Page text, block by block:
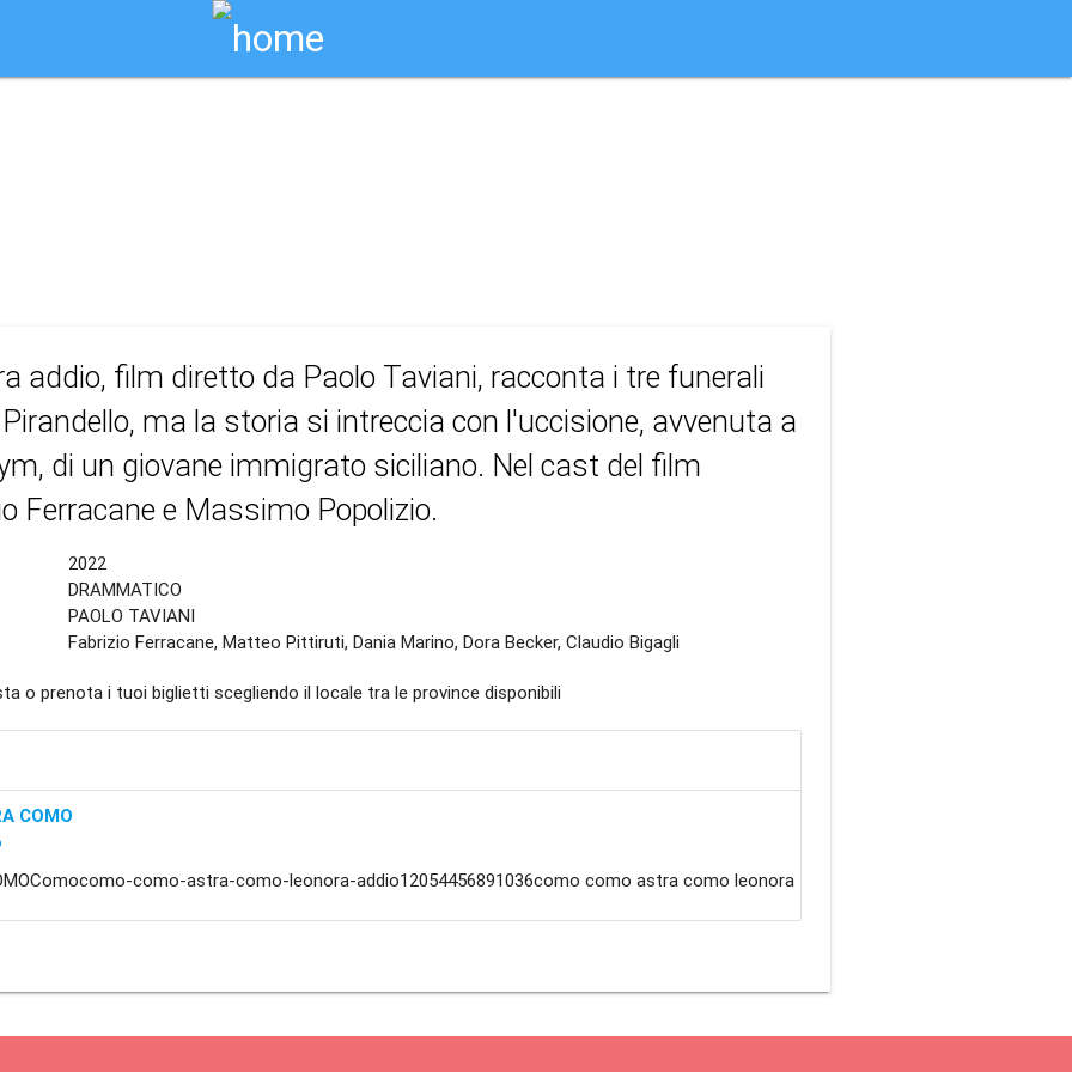
addio, film diretto da Paolo Taviani, racconta i tre funerali
ma la storia si intreccia con l'uccisione, avvenuta a
di un giovane immigrato siciliano. Nel cast del film
Ferracane e Massimo Popolizio.
2022
DRAMMATICO
PAOLO TAVIANI
Fabrizio Ferracane, Matteo Pittiruti, Dania Marino, Dora Becker, Claudio Bigagli
o prenota i tuoi biglietti scegliendo il locale tra le province disponibili
COMO
como-astra-como-leonora-addio12054456891036como como astra como leonora